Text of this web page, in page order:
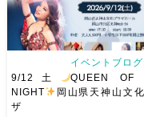
イベントブロ
9/12土
QUEEN OF
NIGHT
岡山県天神山文
ザ